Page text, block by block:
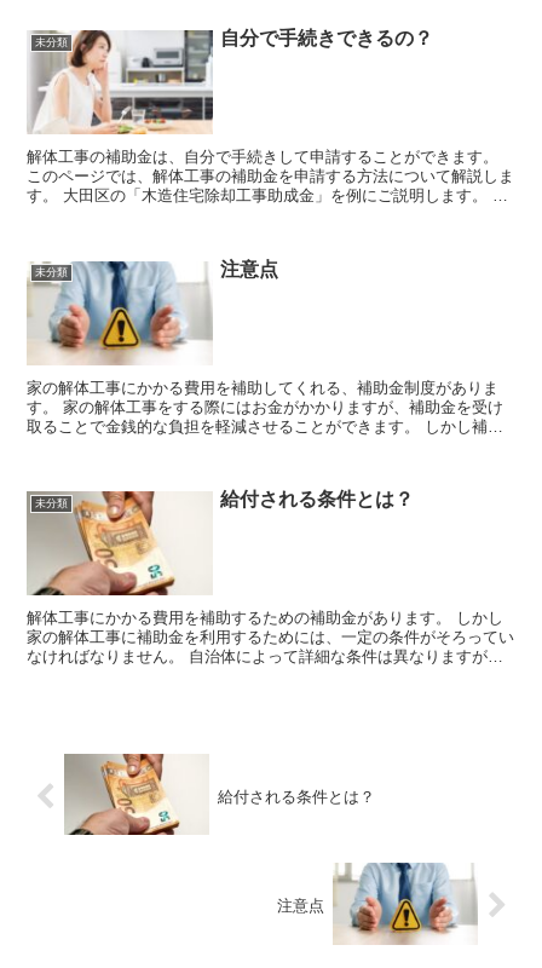
未分類 自分で手続きできるの？
解体工事の補助金は、自分で手続きして申請することができます。
このページでは、解体工事の補助金を申請する方法について解説しま
す。 大田区の「木造住宅除却工事助成金」を例にご説明します。 手
未分類 注意点
家の解体工事にかかる費用を補助してくれる、補助金制度がありま
す。 家の解体工事をする際にはお金がかかりますが、補助金を受け
取ることで金銭的な負担を軽減させることができます。 しかし補助
未分類 給付される条件とは？
解体工事にかかる費用を補助するための補助金があります。 しかし
家の解体工事に補助金を利用するためには、一定の条件がそろってい
なければなりません。 自治体によって詳細な条件は異なりますが、
給付される条件とは？
注意点